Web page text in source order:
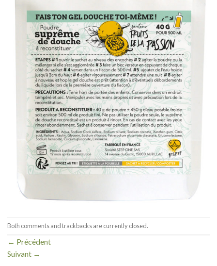
Both comments and trackbacks are currently closed.
← Précédent
Suivant →